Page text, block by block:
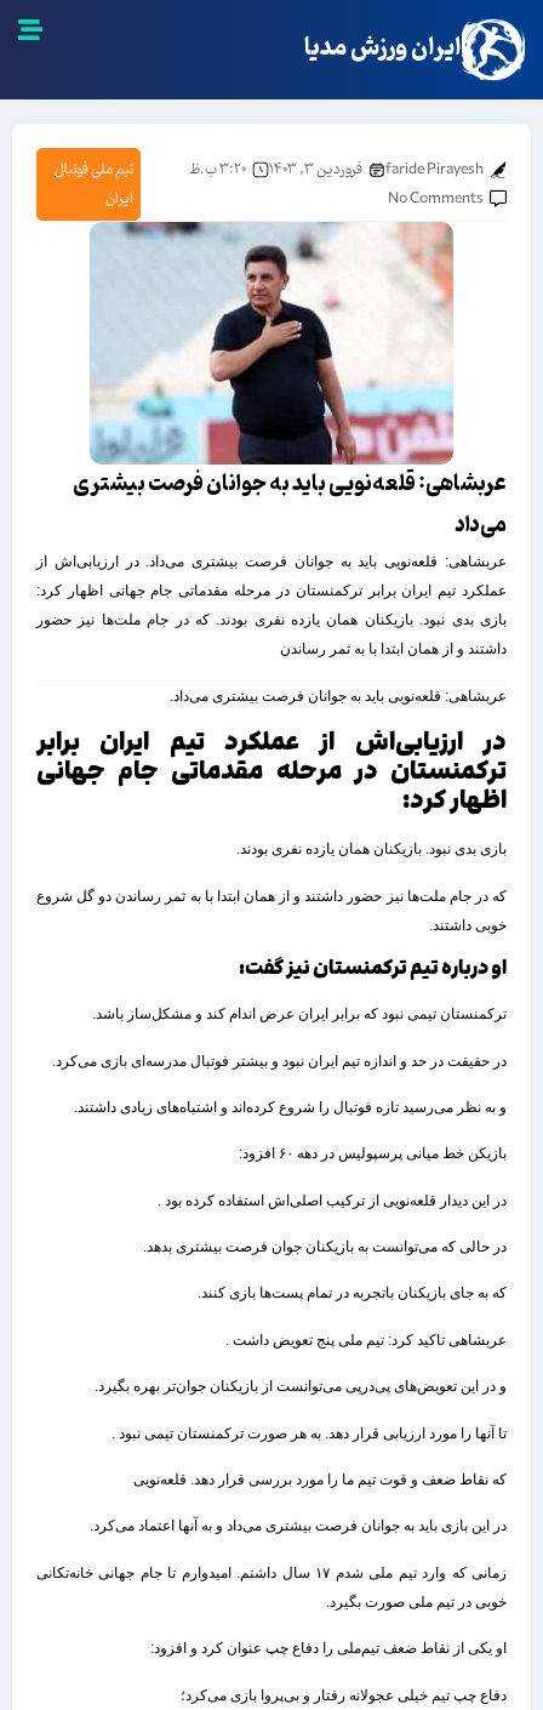
ایران ورزش مدیا
faride Pirayesh فروردین ۳, ۱۴۰۳
۳:۲۰ ب.ظ
No Comments
تیم ملی فوتبال
ایران
عربشاهی: قلعه‌نویی باید به جوانان فرصت بیشتری
می‌داد
عربشاهی: قلعه‌نویی باید به جوانان فرصت بیشتری می‌داد. در ارزیابی‌اش از
عملکرد تیم ایران برابر ترکمنستان در مرحله مقدماتی جام جهانی اظهار کرد:
بازی بدی نبود. بازیکنان همان یازده نفری بودند. که در جام ملت‌ها نیز حضور
داشتند و از همان ابتدا با به ثمر رساندن
عربشاهی: قلعه‌نویی باید به جوانان فرصت بیشتری می‌داد.
در ارزیابی‌اش از عملکرد تیم ایران برابر
ترکمنستان در مرحله مقدماتی جام جهانی
اظهار کرد:
بازی بدی نبود. بازیکنان همان یازده نفری بودند.
که در جام ملت‌ها نیز حضور داشتند و از همان ابتدا با به ثمر رساندن دو گل شروع
خوبی داشتند.
او درباره تیم ترکمنستان نیز گفت:
ترکمنستان تیمی نبود که برابر ایران عرض اندام کند و مشکل‌ساز باشد.
در حقیقت در حد و اندازه تیم ایران نبود و بیشتر فوتبال مدرسه‌ای بازی می‌کرد.
و به نظر می‌رسید تازه فوتبال را شروع کرده‌اند و اشتباه‌های زیادی داشتند.
بازیکن خط میانی پرسپولیس در دهه ۶۰ افزود:
در این دیدار قلعه‌نویی از ترکیب اصلی‌اش استفاده کرده بود .
در حالی که می‌توانست به بازیکنان جوان فرصت بیشتری بدهد.
که به جای بازیکنان باتجربه در تمام پست‌ها بازی کنند.
عربشاهی تاکید کرد: تیم ملی پنج تعویض داشت .
و در این تعویض‌های پی‌درپی می‌توانست از بازیکنان جوان‌تر بهره بگیرد.
تا آنها را مورد ارزیابی قرار دهد. به هر صورت ترکمنستان تیمی نبود .
که نقاط ضعف و قوت تیم ما را مورد بررسی قرار دهد. قلعه‌نویی
در این بازی باید به جوانان فرصت بیشتری می‌داد و به آنها اعتماد می‌کرد.
زمانی که وارد تیم ملی شدم ۱۷ سال داشتم. امیدوارم تا جام جهانی خانه‌تکانی
خوبی در تیم ملی صورت بگیرد.
او یکی از نقاط ضعف تیم‌ملی را دفاع چپ عنوان کرد و افزود:
دفاع چپ تیم خیلی عجولانه رفتار و بی‌پروا بازی می‌کرد؛